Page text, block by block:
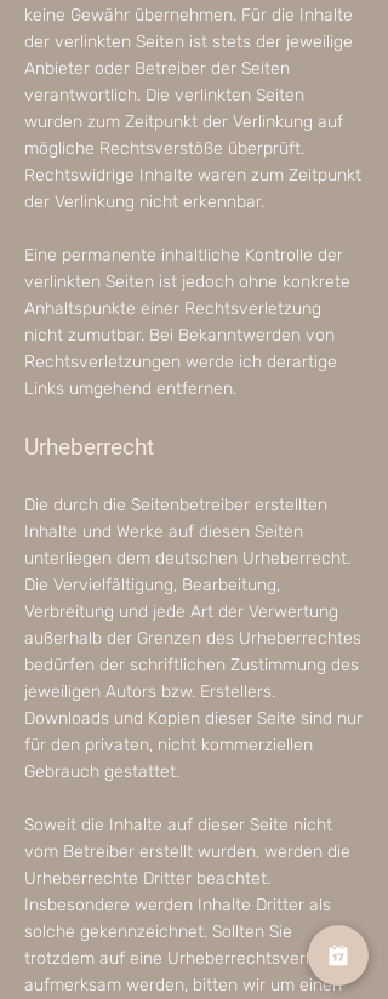
keine Gewähr übernehmen. Für die Inhalte
der verlinkten Seiten ist stets der jeweilige
Anbieter oder Betreiber der Seiten
verantwortlich. Die verlinkten Seiten
wurden zum Zeitpunkt der Verlinkung auf
mögliche Rechtsverstöße überprüft.
Rechtswidrige Inhalte waren zum Zeitpunkt
der Verlinkung nicht erkennbar.
Eine permanente inhaltliche Kontrolle der
verlinkten Seiten ist jedoch ohne konkrete
Anhaltspunkte einer Rechtsverletzung
nicht zumutbar. Bei Bekanntwerden von
Rechtsverletzungen werde ich derartige
Links umgehend entfernen.
Urheberrecht
Die durch die Seitenbetreiber erstellten
Inhalte und Werke auf diesen Seiten
unterliegen dem deutschen Urheberrecht.
Die Vervielfältigung, Bearbeitung,
Verbreitung und jede Art der Verwertung
außerhalb der Grenzen des Urheberrechtes
bedürfen der schriftlichen Zustimmung des
jeweiligen Autors bzw. Erstellers.
Downloads und Kopien dieser Seite sind nur
für den privaten, nicht kommerziellen
Gebrauch gestattet.
Soweit die Inhalte auf dieser Seite nicht
vom Betreiber erstellt wurden, werden die
Urheberrechte Dritter beachtet.
Insbesondere werden Inhalte Dritter als
solche gekennzeichnet. Sollten Sie
trotzdem auf eine Urheberrechtsverletzung
aufmerksam werden, bitten wir um einen